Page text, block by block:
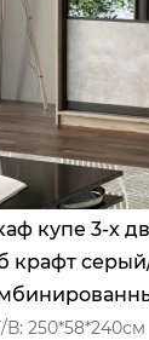
купе 3-х
крафт
250*58*240см